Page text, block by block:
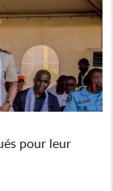
pour leur